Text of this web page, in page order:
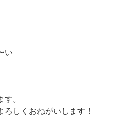
い
。
しくおねがいします！